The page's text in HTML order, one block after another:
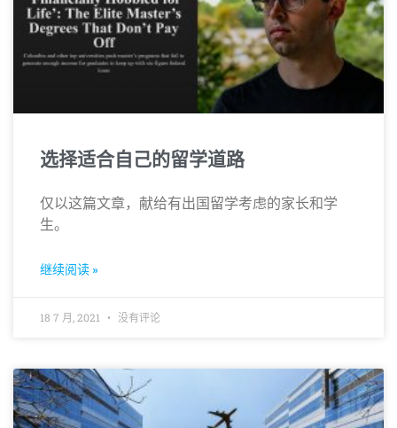
选择适合自己的留学道路
仅以这篇文章，献给有出国留学考虑的家长和学
生。
继续阅读 »
18 7 月, 2021 没有评论